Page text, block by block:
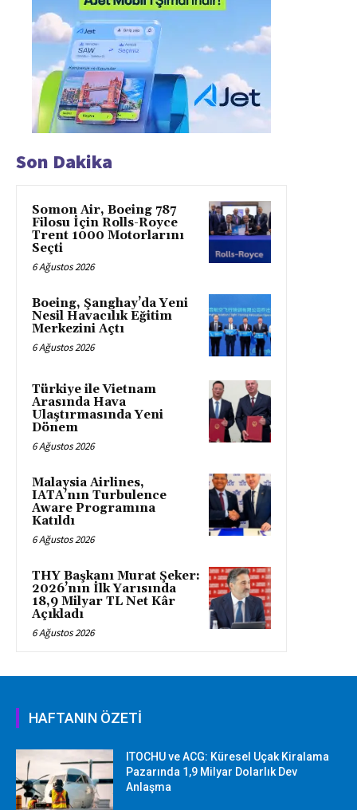
Son Dakika
Somon Air, Boeing 787
Filosu İçin Rolls-Royce
Trent 1000 Motorlarını
Seçti
6 Ağustos 2026
Boeing, Şanghay’da Yeni
Nesil Havacılık Eğitim
Merkezini Açtı
6 Ağustos 2026
Türkiye ile Vietnam
Arasında Hava
Ulaştırmasında Yeni
Dönem
6 Ağustos 2026
Malaysia Airlines,
IATA’nın Turbulence
Aware Programına
Katıldı
6 Ağustos 2026
THY Başkanı Murat Şeker:
2026’nın İlk Yarısında
18,9 Milyar TL Net Kâr
Açıkladı
6 Ağustos 2026
HAFTANIN ÖZETİ
ITOCHU ve ACG: Küresel Uçak Kiralama
Pazarında 1,9 Milyar Dolarlık Dev
Anlaşma